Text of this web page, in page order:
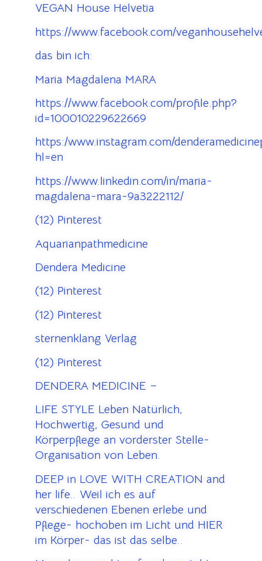
VEGAN House Helvetia
https://www.facebook.com/
das bin ich:
Maria Magdalena MARA
https://www.facebook.com/profile.php?
id=100010229622669
https:/www.instagram.com/
hl=en
https://www.linkedin.com/in/maria-
magdalena-mara-9a3222112/
(12) Pinterest
Aquarianpathmedicine
Dendera Medicine
(12) Pinterest
(12) Pinterest
sternenklang Verlag
(12) Pinterest
DENDERA MEDICINE –
LIFE STYLE Leben Natürlich,
Hochwertig, Gesund und
Körperpflege an vorderster Stelle-
Organisation von Leben.
DEEP in LOVE WITH CREATION and
her life.. Weil ich es auf
verschiedenen Ebenen erlebe und
Pflege- hochoben im Licht und HIER
im Körper- das ist das selbe..